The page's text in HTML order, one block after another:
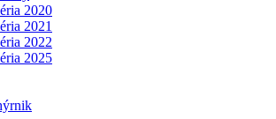
2020
2021
2022
2025